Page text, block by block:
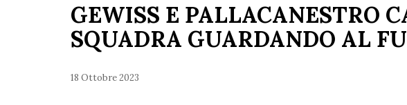
GEWISS E PALLACANESTRO
SQUADRA GUARDANDO AL
18 Ottobre 2023